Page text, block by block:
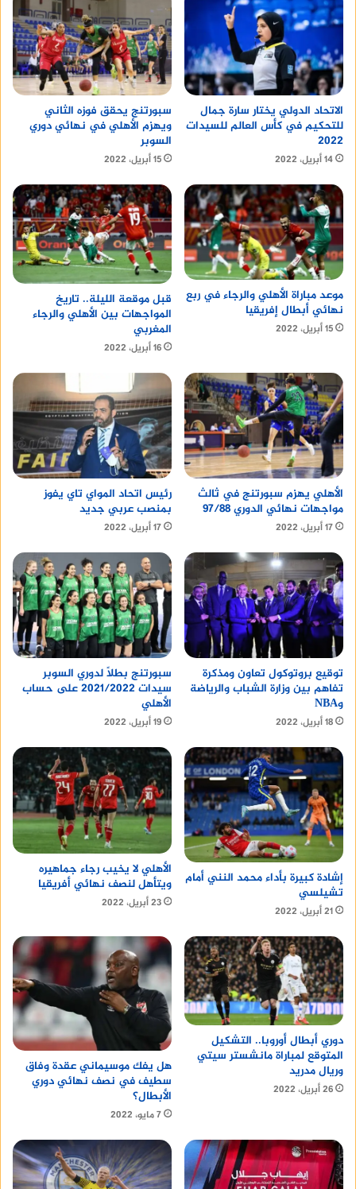
مواعيد مباريات المغرب في كأس العالم 2022
المغرب – كرواتيا، يوم 23 نوفمبر 2022
بلجيكا – المغرب، يوم 27 نوفمبر 2022
كندا – المغرب، يوم 1 ديسمبر 2022.
الاتحاد الدولي يختار سارة جمال
للتحكيم في كأس العالم للسيدات
2022
14 أبريل، 2022
سبورتنج يحقق فوزه الثاني
ويهزم الأهلي في نهائي دوري
السوبر
15 أبريل، 2022
موعد مباراة الأهلي والرجاء في ربع
نهائي أبطال إفريقيا
15 أبريل، 2022
قبل موقعة الليلة.. تاريخ
المواجهات بين الأهلي والرجاء
المغربي
16 أبريل، 2022
الأهلي يهزم سبورتنج في ثالث
مواجهات نهائي الدوري 97/88
17 أبريل، 2022
رئيس اتحاد المواي تاي يفوز
بمنصب عربي جديد
17 أبريل، 2022
توقيع بروتوكول تعاون ومذكرة
تفاهم بين وزارة الشباب والرياضة
وNBA
18 أبريل، 2022
سبورتنج بطلًا لدوري السوبر
سيدات 2021/2022 على حساب
الأهلي
19 أبريل، 2022
إشادة كبيرة بأداء محمد النني أمام
تشيلسي
21 أبريل، 2022
الأهلي لا يخيب رجاء جماهيره
ويتأهل لنصف نهائي أفريقيا
23 أبريل، 2022
دوري أبطال أوروبا.. التشكيل
المتوقع لمباراة مانشستر سيتي
وريال مدريد
26 أبريل، 2022
هل يفك موسيماني عقدة وفاق
سطيف في نصف نهائي دوري
الأبطال؟
7 مايو، 2022